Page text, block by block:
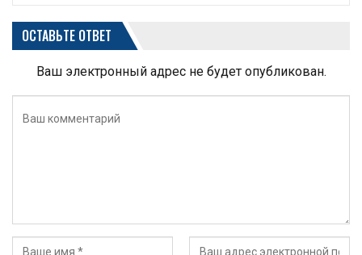
ОСТАВЬТЕ ОТВЕТ
Ваш электронный адрес не будет опубликован.